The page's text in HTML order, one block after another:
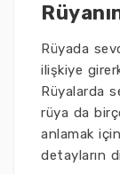
Rüyada
ilişkiye
Rüyalarda
rüya da
anlamak
detayların